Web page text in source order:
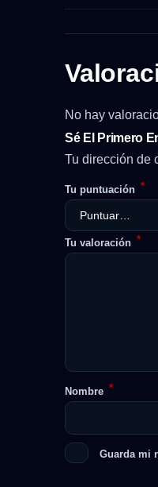
No hay
Sé El Primero
Tu dirección de
Tu puntuación *
Tu valoración *
Nombre *
Guarda mi